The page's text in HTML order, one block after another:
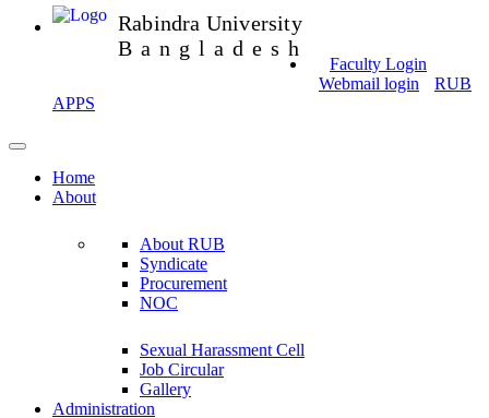
Rabindra University
Bangladesh
Faculty Login
Webmail login
RUB
APPS
Home
About
About RUB
Syndicate
Procurement
NOC
Sexual Harassment Cell
Job Circular
Gallery
Administration